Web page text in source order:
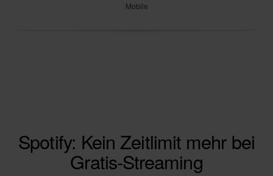
Mobile
Spotify: Kein Zeitlimit mehr bei
Gratis-Streaming